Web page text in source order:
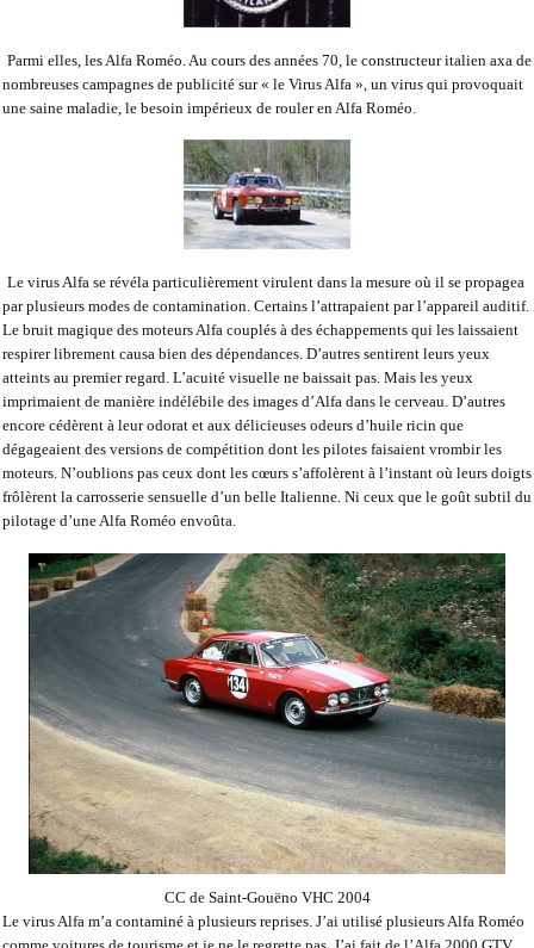
Parmi elles, les Alfa Roméo. Au cours des années 70, le constructeur italien axa de
nombreuses campagnes de publicité sur « le Virus Alfa », un virus qui provoquait
une saine maladie, le besoin impérieux de rouler en Alfa Roméo.
Le virus Alfa se révéla particulièrement virulent dans la mesure où il se propagea
par plusieurs modes de contamination. Certains l’attrapaient par l’appareil auditif.
Le bruit magique des moteurs Alfa couplés à des échappements qui les laissaient
respirer librement causa bien des dépendances. D’autres sentirent leurs yeux
atteints au premier regard. L’acuité visuelle ne baissait pas. Mais les yeux
imprimaient de manière indélébile des images d’Alfa dans le cerveau. D’autres
encore cédèrent à leur odorat et aux délicieuses odeurs d’huile ricin que
dégageaient des versions de compétition dont les pilotes faisaient vrombir les
moteurs. N’oublions pas ceux dont les cœurs s’affolèrent à l’instant où leurs doigts
frôlèrent la carrosserie sensuelle d’un belle Italienne. Ni ceux que le goût subtil du
pilotage d’une Alfa Roméo envoûta.
CC de Saint-Gouëno VHC 2004
Le virus Alfa m’a contaminé à plusieurs reprises. J’ai utilisé plusieurs Alfa Roméo